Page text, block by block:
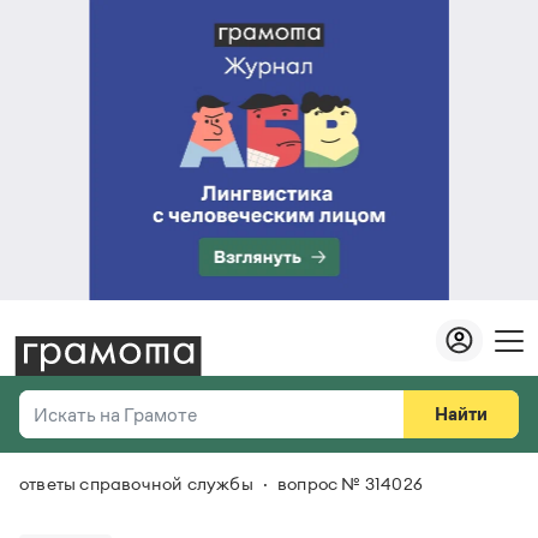
Искать на Грамоте
Справочная служба
Найти
Везде
ответы справочной службы вопрос № 314026